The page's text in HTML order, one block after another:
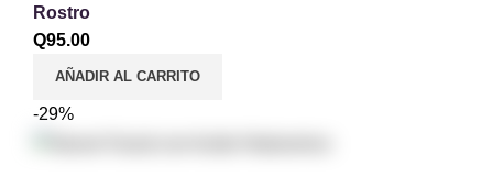
Rostro
Q95.00
AÑADIR AL CARRITO
-29%